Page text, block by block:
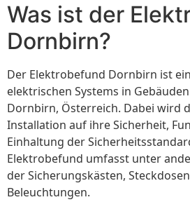
Was ist der
Dornbirn?
Der Elektrobefund Dornbirn ist
elektrischen Systems in
Dornbirn, Österreich. Dabei wird
Installation auf ihre Sicherheit,
Einhaltung der
Elektrobefund umfasst unter
der Sicherungskästen,
Beleuchtungen.